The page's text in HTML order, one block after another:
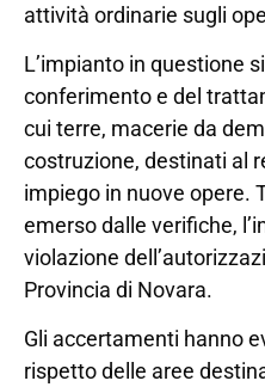
attività ordinarie sugli
L’impianto in questione
conferimento e del
cui terre, macerie da
costruzione, destinati al
impiego in nuove opere.
emerso dalle verifiche,
violazione
Provincia di Novara.
Gli accertamenti hanno
rispetto delle aree